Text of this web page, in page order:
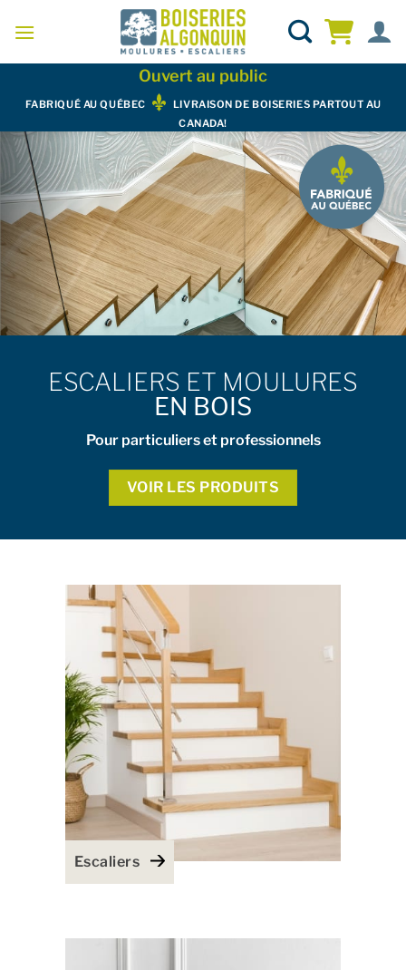
Ouvert au public
FABRIQUÉ AU QUÉBEC
LIVRAISON DE BOISERIES PARTOUT AU
CANADA!
ESCALIERS ET MOULURES
EN BOIS
Pour particuliers et professionnels
VOIR LES PRODUITS
Escaliers